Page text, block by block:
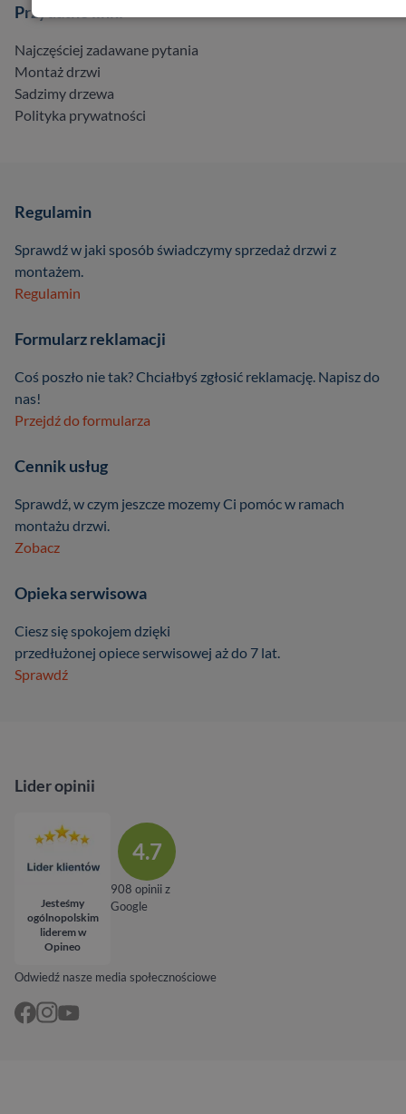
Przydatne linki
Najczęściej zadawane pytania
Montaż drzwi
Sadzimy drzewa
Polityka prywatności
Regulamin
Sprawdź w jaki sposób świadczymy sprzedaż drzwi z
montażem.
Regulamin
Formularz reklamacji
Coś poszło nie tak? Chciałbyś zgłosić reklamację. Napisz do
nas!
Przejdź do formularza
Cennik usług
Sprawdź, w czym jeszcze mozemy Ci pomóc w ramach
montażu drzwi.
Zobacz
Opieka serwisowa
Ciesz się spokojem dzięki
przedłużonej opiece serwisowej aż do 7 lat.
Sprawdź
Odwiedź nasze media społecznościowe
Lider opinii
Jesteśmy
ogólnopolskim
liderem w
Opineo
4.7
908 opinii z
Google